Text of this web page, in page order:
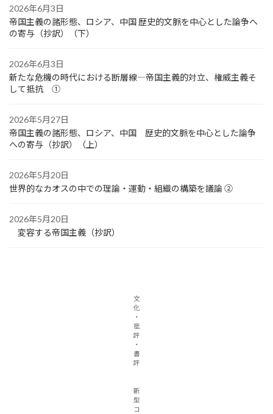
2026年6月3日
帝国主義の諸形態、ロシア、中国 歴史的文脈を中心とした論争へ
の寄与（抄訳）（下）
2026年6月3日
新たな危機の時代における断層線―帝国主義的対立、権威主義そ
して抵抗 ①
2026年5月27日
帝国主義の諸形態、ロシア、中国 歴史的文脈を中心とした論争
への寄与（抄訳）（上）
2026年5月20日
世界的なカオスの中での理論・運動・組織の構築を議論 ②
2026年5月20日
変容する帝国主義（抄訳）
文
化
・
批
評
・
書
評
新
型
コ